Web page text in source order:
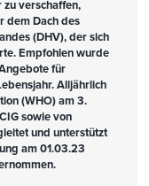
zu verschaffen,
dem Dach des
(DHV), der sich
Empfohlen wurde
für
Alljährlich
(WHO) am 3.
sowie von
und unterstützt
am 01.03.23